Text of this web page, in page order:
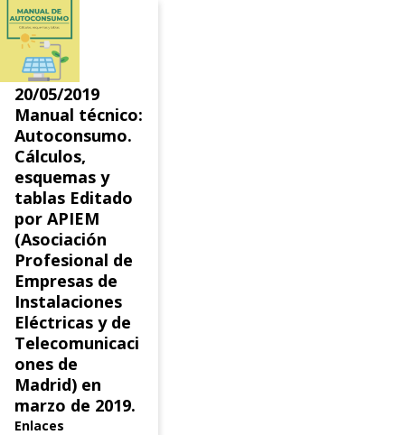
20/05/2019
Manual técnico:
Autoconsumo.
Cálculos,
esquemas y
tablas Editado
por APIEM
(Asociación
Profesional de
Empresas de
Instalaciones
Eléctricas y de
Telecomunicaci
ones de
Madrid) en
marzo de 2019.
Enlaces